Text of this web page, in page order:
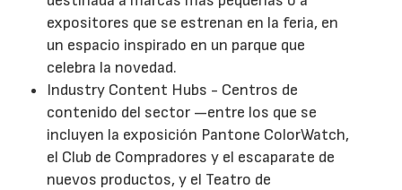
expositores que se estrenan en la feria, en
un espacio inspirado en un parque que
celebra la novedad.
Industry Content Hubs - Centros de
contenido del sector —entre los que se
incluyen la exposición Pantone ColorWatch,
el Club de Compradores y el escaparate de
nuevos productos, y el Teatro de